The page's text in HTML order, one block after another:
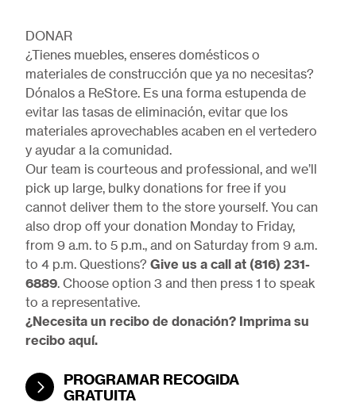
DONAR
¿Tienes muebles, enseres domésticos o
materiales de construcción que ya no necesitas?
Dónalos a ReStore. Es una forma estupenda de
evitar las tasas de eliminación, evitar que los
materiales aprovechables acaben en el vertedero
y ayudar a la comunidad.
Our team is courteous and professional, and we’ll
pick up large, bulky donations for free if you
cannot deliver them to the store yourself. You can
also drop off your donation Monday to Friday,
from 9 a.m. to 5 p.m., and on Saturday from 9 a.m.
to 4 p.m. Questions? Give us a call at (816) 231-
6889. Choose option 3 and then press 1 to speak
to a representative.
¿Necesita un recibo de donación? Imprima su
recibo aquí.
PROGRAMAR RECOGIDA
GRATUITA